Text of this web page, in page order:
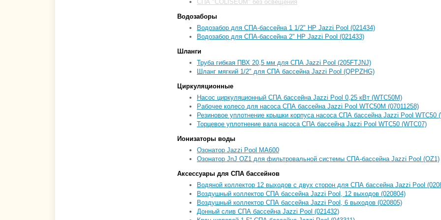
СПА "COLISEUM" без освещения
Водозаборы
Водозабор для СПА-бассейна 1 1/2" НР Jazzi Pool (021434)
Водозабор для СПА-бассейна 2" НР Jazzi Pool (021433)
Шланги
Труба гибкая ПВХ 20,5 мм для СПА Jazzi Pool (205FTJNJ)
Шланг мягкий 1/2" для СПА бассейна Jazzi Pool (QPPZHG)
Циркуляционные
Насос циркуляционный СПА бассейна Jazzi Pool 0,25 кВт (WTC50M)
Рабочее колесо для насоса СПА бассейна Jazzi Pool WTC50M (07011258)
Резиновое уплотнение крышки корпуса насоса СПА бассейна Jazzi Pool WTC50
Торцевое уплотнение вала насоса СПА бассейна Jazzi Pool WTC50 (WTC07)
Ионизаторы воды
Озонатор Jazzi Pool MA600
Озонатор JnJ OZ1 для фильтровальной системы СПА-бассейна Jazzi Pool (OZ1)
Аксессуары для СПА бассейнов
Водяной коллектор 12 выходов с двух сторон для СПА бассейна Jazzi Pool
Воздушный коллектор СПА бассейна Jazzi Pool, 12 выходов (020804)
Воздушный коллектор СПА бассейна Jazzi Pool, 6 выходов (020805)
Донный слив СПА бассейна Jazzi Pool (021432)